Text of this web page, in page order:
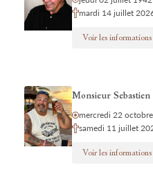
mardi 14 juillet
Voir les informations
Monsieur
mercredi 22
samedi 11 juillet
Voir les informations